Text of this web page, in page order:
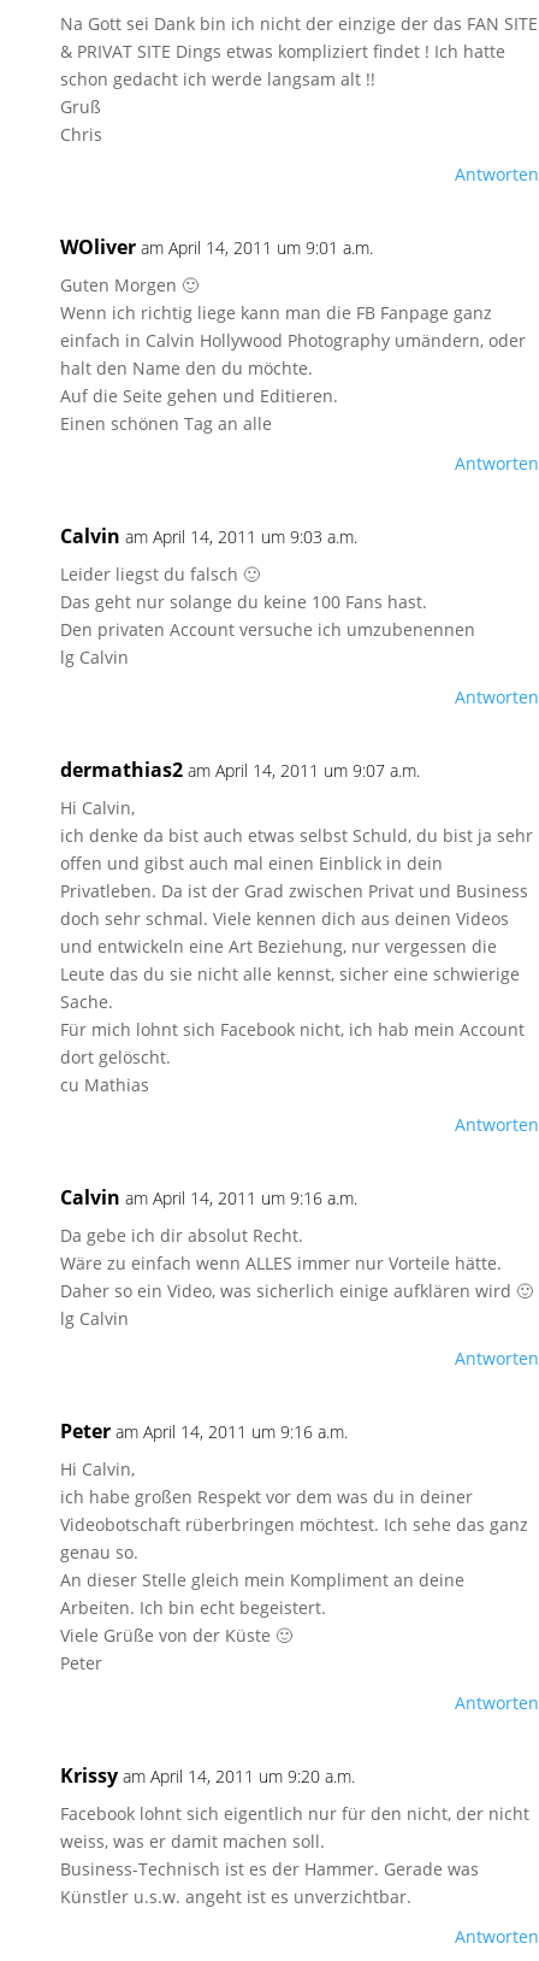
Na Gott sei Dank bin ich nicht der einzige der das FAN SITE
& PRIVAT SITE Dings etwas kompliziert findet ! Ich hatte
schon gedacht ich werde langsam alt !!
Gruß
Chris
Antworten
WOliver am April 14, 2011 um 9:01 a.m.
Guten Morgen 🙂
Wenn ich richtig liege kann man die FB Fanpage ganz
einfach in Calvin Hollywood Photography umändern, oder
halt den Name den du möchte.
Auf die Seite gehen und Editieren.
Einen schönen Tag an alle
Antworten
Calvin am April 14, 2011 um 9:03 a.m.
Leider liegst du falsch 🙂
Das geht nur solange du keine 100 Fans hast.
Den privaten Account versuche ich umzubenennen
lg Calvin
Antworten
dermathias2 am April 14, 2011 um 9:07 a.m.
Hi Calvin,
ich denke da bist auch etwas selbst Schuld, du bist ja sehr
offen und gibst auch mal einen Einblick in dein
Privatleben. Da ist der Grad zwischen Privat und Business
doch sehr schmal. Viele kennen dich aus deinen Videos
und entwickeln eine Art Beziehung, nur vergessen die
Leute das du sie nicht alle kennst, sicher eine schwierige
Sache.
Für mich lohnt sich Facebook nicht, ich hab mein Account
dort gelöscht.
cu Mathias
Antworten
Calvin am April 14, 2011 um 9:16 a.m.
Da gebe ich dir absolut Recht.
Wäre zu einfach wenn ALLES immer nur Vorteile hätte.
Daher so ein Video, was sicherlich einige aufklären wird 🙂
lg Calvin
Antworten
Peter am April 14, 2011 um 9:16 a.m.
Hi Calvin,
ich habe großen Respekt vor dem was du in deiner
Videobotschaft rüberbringen möchtest. Ich sehe das ganz
genau so.
An dieser Stelle gleich mein Kompliment an deine
Arbeiten. Ich bin echt begeistert.
Viele Grüße von der Küste 🙂
Peter
Antworten
Krissy am April 14, 2011 um 9:20 a.m.
Facebook lohnt sich eigentlich nur für den nicht, der nicht
weiss, was er damit machen soll.
Business-Technisch ist es der Hammer. Gerade was
Künstler u.s.w. angeht ist es unverzichtbar.
Antworten